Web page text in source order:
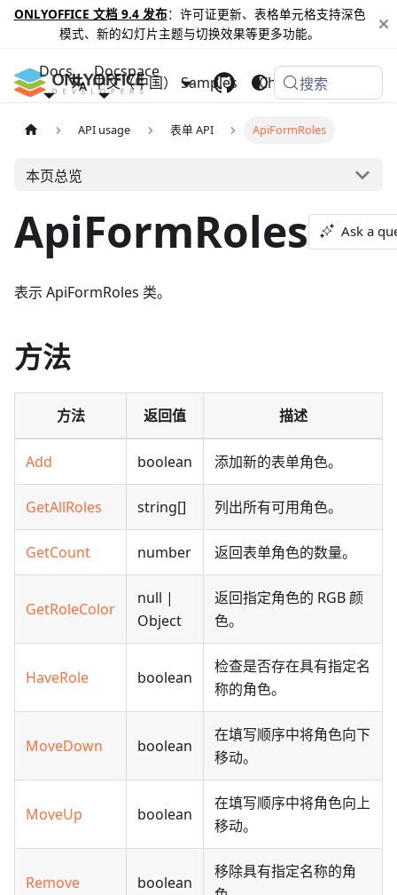
ONLYOFFICE 文档 9.4 发布：许可证更新、表格单元格支持深色
模式、新的幻灯片主题与切换效果等更多功能。
Docs Docspace
Samples Changelog
中文（中国） 搜索
API usage 表单 API ApiFormRoles
本页总览
ApiFormRoles Ask a
表示 ApiFormRoles 类。
方法
方法 返回值 描述
Add boolean 添加新的表单角色。
GetAllRoles string[] 列出所有可用角色。
GetCount number 返回表单角色的数量。
GetRoleColor
null |
Object
返回指定角色的 RGB 颜
色。
HaveRole boolean
检查是否存在具有指定名
称的角色。
MoveDown boolean
在填写顺序中将角色向下
移动。
MoveUp boolean
在填写顺序中将角色向上
移动。
Remove boolean
移除具有指定名称的角